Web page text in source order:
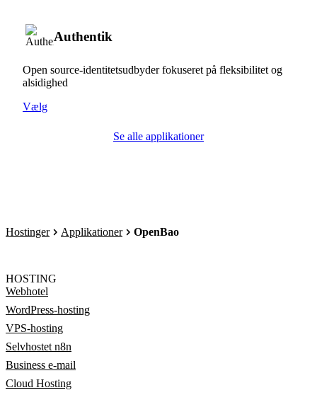
Authentik
Open source-identitetsudbyder fokuseret på fleksibilitet og
alsidighed
Vælg
Se alle applikationer
Hostinger Applikationer OpenBao
HOSTING
Webhotel
WordPress-hosting
VPS-hosting
Selvhostet n8n
Business e-mail
Cloud Hosting